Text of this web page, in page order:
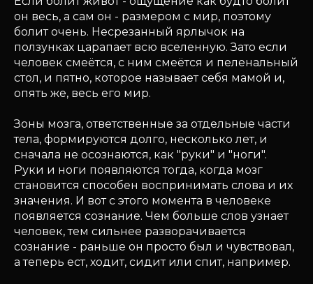
он весь, а сам он - размером с мир, поэтому
болит очень. Несрезанный ярлычок на
ползунках царапает всю вселенную. Зато если
человек смеётся, с ним смеётся и пеленальный
стол, и пятно, которое называет себя мамой и,
опять же, весь его мир.
Зоны мозга, ответственные за отдельные части
тела, формируются долго, несколько лет, и
сначала не осознаются, как "руки" и "ноги".
Руки и ноги появляются тогда, когда мозг
становится способен воспринимать слова и их
значения. И вот с этого момента в человеке
появляется сознание. Чем больше слов узнает
человек, тем сильнее разворачивается
сознание - раньше он просто был и чувствовал,
а теперь ест, ходит, сидит или спит, например.